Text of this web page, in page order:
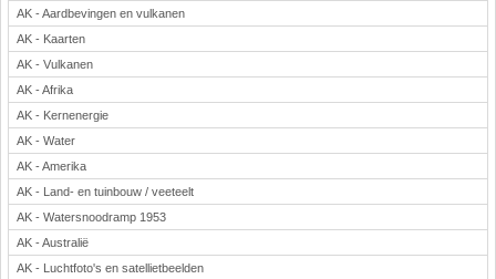
Verkeer
Wiskunde
Onderwerpen
Apps en tablets
Collecties digibord
Digiborden / touchscreens
Digibordtools
Downloads basisonderwijs
Herfst
Kerstmis
AK - Aardbevingen en vulkanen
AK - Kaarten
AK - Vulkanen
AK - Afrika
AK - Kernenergie
AK - Water
AK - Amerika
AK - Land- en tuinbouw / veeteelt
AK - Watersnoodramp 1953
AK - Australië
AK - Luchtfoto's en satellietbeelden